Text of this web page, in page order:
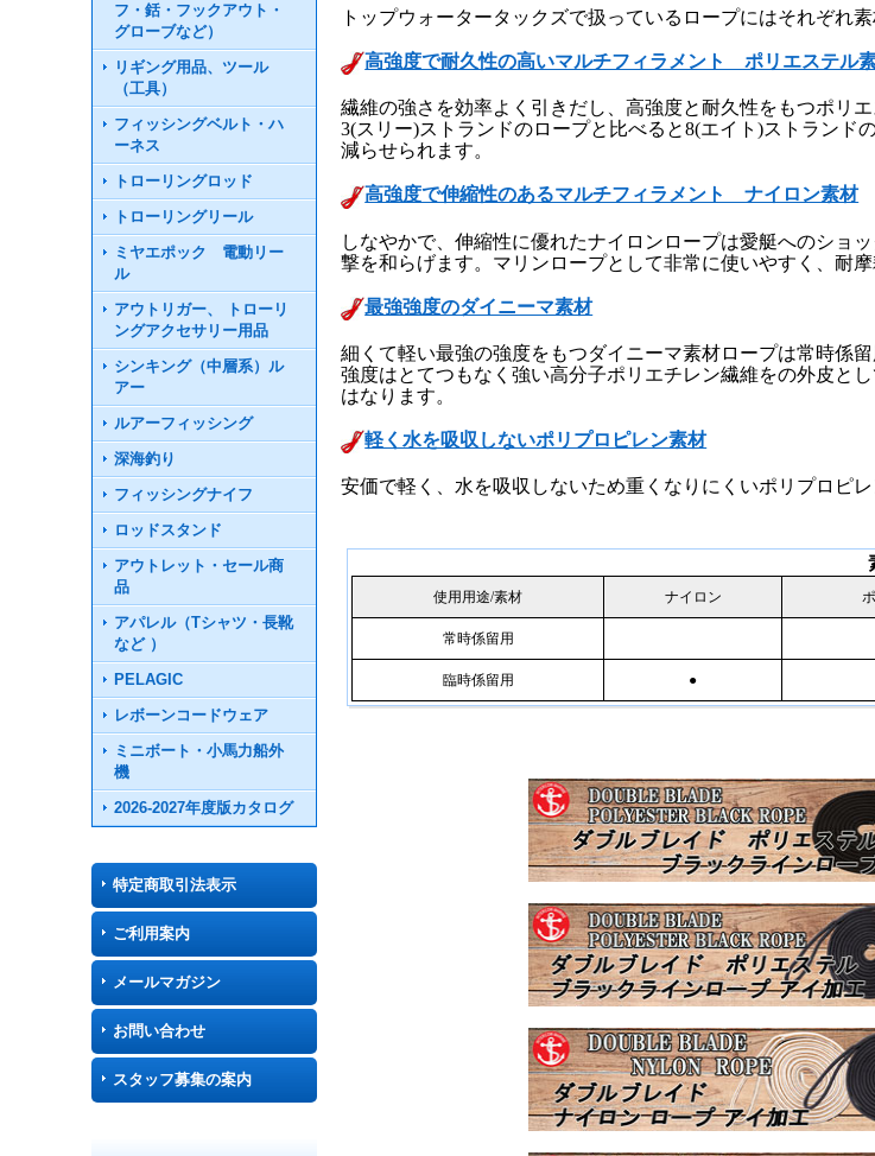
フ・銛・フックアウト・
グローブなど）
リギング用品、ツール
（工具）
フィッシングベルト・ハ
ーネス
トローリングロッド
トローリングリール
ミヤエポック 電動リー
ル
アウトリガー、 トローリ
ングアクセサリー用品
シンキング（中層系）ル
アー
ルアーフィッシング
深海釣り
フィッシングナイフ
ロッドスタンド
アウトレット・セール商
品
アパレル（Tシャツ・長靴
など ）
PELAGIC
レボーンコードウェア
ミニボート・小馬力船外
機
2026-2027年度版カタログ
特定商取引法表示
ご利用案内
メールマガジン
お問い合わせ
スタッフ募集の案内
トップウォータータックズで扱っているロープにはそれぞれ
高強度で耐久性の高いマルチフィラメント ポリエステル
繊維の強さを効率よく引きだし、高強度と耐久性をもつポリ
3(スリー)ストランドのロープと比べると8(エイト)ストランド
減らせられます。
高強度で伸縮性のあるマルチフィラメント ナイロン素材
しなやかで、伸縮性に優れたナイロンロープは愛艇へのショ
撃を和らげます。マリンロープとして非常に使いやすく、耐
最強強度のダイニーマ素材
細くて軽い最強の強度をもつダイニーマ素材ロープは常時係
強度はとてつもなく強い高分子ポリエチレン繊維をの外皮と
はなります。
軽く水を吸収しないポリプロピレン素材
安価で軽く、水を吸収しないため重くなりにくいポリプロピ
使用用途/素材 ナイロン
常時係留用
臨時係留用 ●